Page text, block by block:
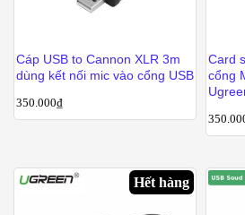
Cáp USB to Cannon XLR 3m
dùng kết nối mic vào cổng USB
350.000₫
Card
cổng
Hết hàng